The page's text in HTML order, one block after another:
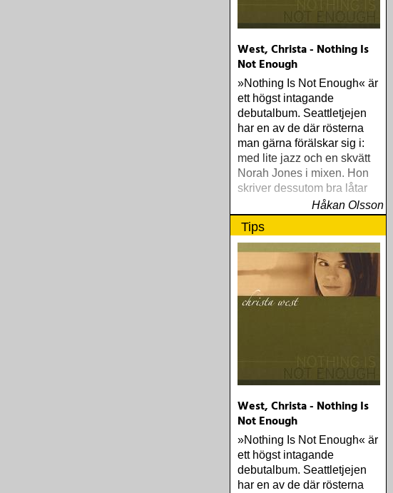
West, Christa - Nothing Is
Not Enough
»Nothing Is Not Enough« är
ett högst intagande
debutalbum. Seattletjejen
har en av de där rösterna
man gärna förälskar sig i:
med lite jazz och en skvätt
Norah Jones i mixen. Hon
skriver dessutom bra låtar
Håkan Olsson
Tips
West, Christa - Nothing Is
Not Enough
»Nothing Is Not Enough« är
ett högst intagande
debutalbum. Seattletjejen
har en av de där rösterna